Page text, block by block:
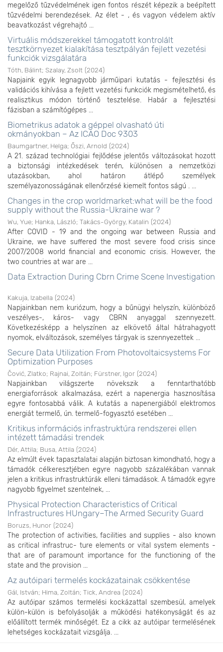
megelőző tűzvédelmének igen fontos részét képezik a beépített
tűzvédelmi berendezések. Az élet - , és vagyon védelem aktív
beavatkozást végrehajtó ...
Virtuális módszerekkel támogatott kontrolált
tesztkörnyezet kialakítása tesztpályán fejlett vezetési
funkciók vizsgálatára
Tóth, Bálint; Szalay, Zsolt (2024)
Napjaink egyik legnagyobb járműipari kutatás - fejlesztési és
validációs kihívása a fejlett vezetési funkciók megismételhető, és
realisztikus módon történő tesztelése. Habár a fejlesztési
fázisban a számítógépes ...
Biometrikus adatok a géppel olvasható úti
okmányokban – Az ICAO Doc 9303
Baumgartner, Helga; Őszi, Arnold (2024)
A 21. század technológiai fejlődése jelentős változásokat hozott
a biztonsági intézkedések terén, különösen a nemzetközi
utazásokban, ahol határon átlépő személyek
személyazonosságának ellenőrzésé kiemelt fontos ságú . ...
Changes in the crop worldmarket:what will be the food
supply without the Russia-Ukraine war ?
Wu, Yue; Hanka, László; Takács-György, Katalin (2024)
After COVID - 19 and the ongoing war between Russia and
Ukraine, we have suffered the most severe food crisis since
2007/2008 world financial and economic crisis. However, the
two countries at war are ...
Data Extraction During Cbrn Crime Scene Investigation
Kakuja, Izabella (2024)
Napjainkban nem kuriózum, hogy a bűnügyi helyszín, különböző
veszélyes-, káros- vagy CBRN anyaggal szennyezett.
Következésképp a helyszínen az elkövető által hátrahagyott
nyomok, elváltozások, személyes tárgyak is szennyezettek ...
Secure Data Utilization From Photovoltaicsystems For
Optimization Purposes
Čović, Zlatko; Rajnai, Zoltán; Fürstner, Igor (2024)
Napjainkban világszerte növekszik a fenntarthatóbb
energiaforrások alkalmazása, ezért a napenergia hasznosítása
egyre fontosabbá válik. A kutatás a napenergiából elektromos
energiát termelő, ún. termelő-fogyasztó esetében ...
Kritikus információs infrastruktúra rendszerei ellen
intézett támadási trendek
Dér, Attila; Busa, Attila (2024)
Az elmúlt évek tapasztalatai alapján biztosan kimondható, hogy a
támadók célkeresztjében egyre nagyobb százalékában vannak
jelen a kritikus infrastruktúrák elleni támadások. A támadók egyre
nagyobb figyelmet szentelnek, ...
Physical Protection Characteristics of Critical
Infrastructures HUngary–The Armed Security Guard
Boruzs, Hunor (2024)
The protection of activities, facilities and supplies - also known
as critical infrastruc- ture elements or vital system elements -
that are of paramount importance for the functioning of the
state and the provision ...
Az autóipari termelés kockázatainak csökkentése
Gál, István; Hima, Zoltán; Tick, Andrea (2024)
Az autóipar számos termelési kockázattal szembesül, amelyek
külön-külön is befolyásolják a működési hatékonyságát és az
előállított termék minőségét. Ez a cikk az autóipar termelésének
lehetséges kockázatait vizsgálja. ...